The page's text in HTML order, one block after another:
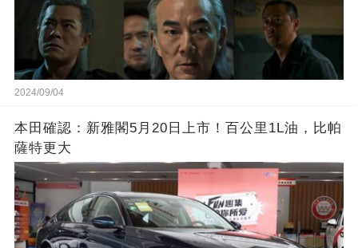
2024/09/04
本田確認：新雅閣5月20日上市！百公里1L油，比帕
薩特更大